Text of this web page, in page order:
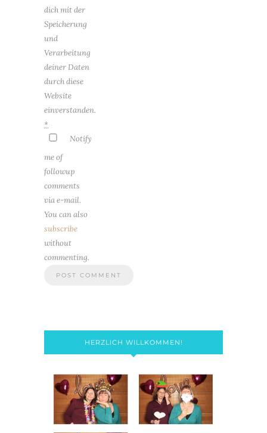
dich mit der
Speicherung
und
Verarbeitung
deiner Daten
durch diese
Website
einverstanden.
*
Notify
me of
followup
comments
via e-mail.
You can also
subscribe
without
commenting.
HERZLICH WILLKOMMEN!